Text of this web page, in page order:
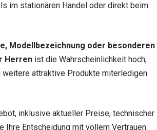
im stationären Handel oder direkt beim
Modellbezeichnung oder besonderen
Herren ist die Wahrscheinlichkeit hoch,
attraktive Produkte miterledigen
inklusive aktueller Preise, technischer
Ihre Entscheidung mit vollem Vertrauen.